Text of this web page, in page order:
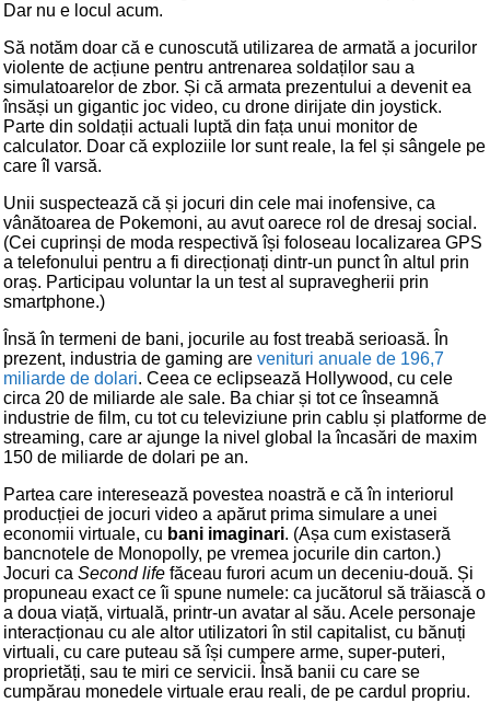
Dar nu e locul acum.
Să notăm doar că e cunoscută utilizarea de armată a jocurilor
violente de acțiune pentru antrenarea soldaților sau a
simulatoarelor de zbor. Și că armata prezentului a devenit ea
însăși un gigantic joc video, cu drone dirijate din joystick.
Parte din soldații actuali luptă din fața unui monitor de
calculator. Doar că exploziile lor sunt reale, la fel și sângele pe
care îl varsă.
Unii suspectează că și jocuri din cele mai inofensive, ca
vânătoarea de Pokemoni, au avut oarece rol de dresaj social.
(Cei cuprinși de moda respectivă își foloseau localizarea GPS
a telefonului pentru a fi direcționați dintr-un punct în altul prin
oraș. Participau voluntar la un test al supravegherii prin
smartphone.)
Însă în termeni de bani, jocurile au fost treabă serioasă. În
prezent, industria de gaming are venituri anuale de 196,7
miliarde de dolari. Ceea ce eclipsează Hollywood, cu cele
circa 20 de miliarde ale sale. Ba chiar și tot ce înseamnă
industrie de film, cu tot cu televiziune prin cablu și platforme de
streaming, care ar ajunge la nivel global la încasări de maxim
150 de miliarde de dolari pe an.
Partea care interesează povestea noastră e că în interiorul
producției de jocuri video a apărut prima simulare a unei
economii virtuale, cu bani imaginari. (Așa cum existaseră
bancnotele de Monopolly, pe vremea jocurile din carton.)
Jocuri ca Second life făceau furori acum un deceniu-două. Și
propuneau exact ce îi spune numele: ca jucătorul să trăiască o
a doua viață, virtuală, printr-un avatar al său. Acele personaje
interacționau cu ale altor utilizatori în stil capitalist, cu bănuți
virtuali, cu care puteau să își cumpere arme, super-puteri,
proprietăți, sau te miri ce servicii. Însă banii cu care se
cumpărau monedele virtuale erau reali, de pe cardul propriu.